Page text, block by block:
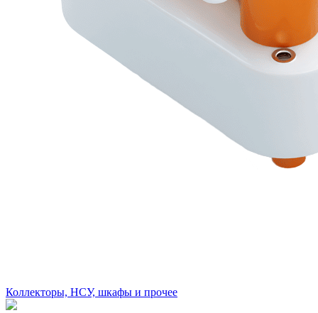
Коллекторы, НСУ, шкафы и прочее